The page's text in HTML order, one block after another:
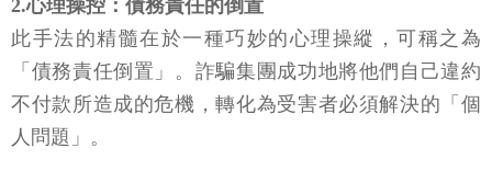
2.心理操控：債務責任的倒置
此手法的精髓在於一種巧妙的心理操縱，可稱之為
「債務責任倒置」。詐騙集團成功地將他們自己違約
不付款所造成的危機，轉化為受害者必須解決的「個
人問題」。